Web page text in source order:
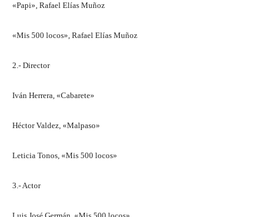
«Papi», Rafael Elías Muñoz
«Mis 500 locos», Rafael Elías Muñoz
2.- Director
Iván Herrera, «Cabarete»
Héctor Valdez, «Malpaso»
Leticia Tonos, «Mis 500 locos»
3.- Actor